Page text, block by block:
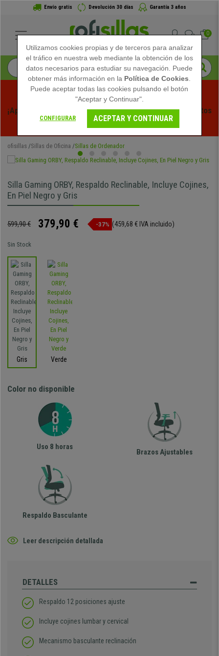
Envío gratis Devolución 30 días Garantía 3 años
0
¡Aprovecha las Rebajas de Verano en Ofisillas! Descuentos
Exclusivos por Tiempo Limitado - Ver Promo
ofisillas Sillas de Oficina Sillas de Ordenador
Silla Gaming ORBY, Respaldo Reclinable, Incluye Cojines,
En Piel Negro y Gris
599,90 € 379,90 € -37% (459,68 € IVA incluido)
Sin Stock
Gris Verde
Color no disponible
Uso 8 horas
Brazos Ajustables
Respaldo Basculante
Leer descripción detallada
DETALLES
Respaldo 12 posiciones ajuste
Incluye cojines lumbar y cervical
Mecanismo basculante reclinación
Utilizamos cookies propias y de terceros para analizar
el tráfico en nuestra web mediante la obtención de los
datos necesarios para estudiar su navegación. Puede
obtener más información en la Política de Cookies
Puede aceptar todas las cookies pulsando el botón
"Aceptar y Continuar".
CONFIGURAR ACEPTAR Y CONTINUAR